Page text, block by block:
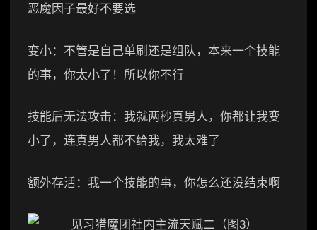
恶魔因子最好不要选
变小：不管是自己单刷还是组队，本来一个技能
的事，你太小了！所以你不行
技能后无法攻击：我就两秒真男人，你都让我变
小了，连真男人都不给我，我太难了
额外存活：我一个技能的事，你怎么还没结束啊